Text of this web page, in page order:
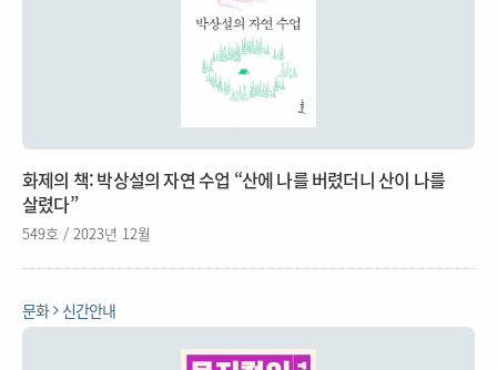
화제의 책: 박상설의 자연 수업 “산에 나를 버렸더니 산이 나를
살렸다”
549호 / 2023년 12월
문화 신간안내